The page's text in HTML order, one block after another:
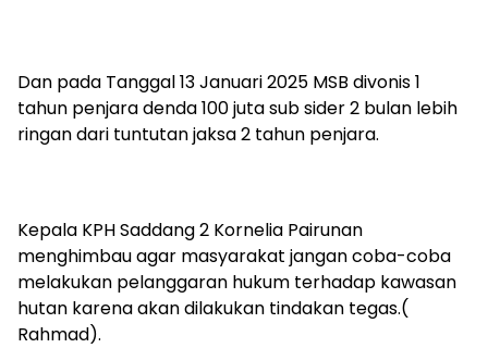
Dan pada Tanggal 13 Januari 2025 MSB divonis 1
tahun penjara denda 100 juta sub sider 2 bulan lebih
ringan dari tuntutan jaksa 2 tahun penjara.
Kepala KPH Saddang 2 Kornelia Pairunan
menghimbau agar masyarakat jangan coba-coba
melakukan pelanggaran hukum terhadap kawasan
hutan karena akan dilakukan tindakan tegas.(
Rahmad).